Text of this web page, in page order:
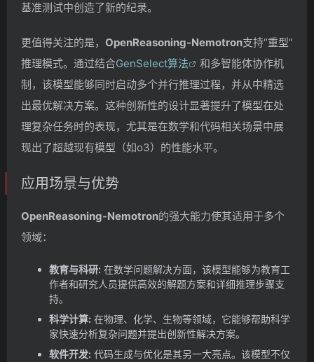
基准测试中创造了新的纪录。
更值得关注的是， OpenReasoning-Nemotron支持“重型”
推理模式。通过结合GenSelect算法
和多智能体协作机
制，该模型能够同时启动多个并行推理过程，并从中精选
出最优解决方案。这种创新性的设计显著提升了模型在处
理复杂任务时的表现，尤其是在数学和代码相关场景中展
现出了超越现有模型（如o3）的性能水平。
应用场景与优势
OpenReasoning-Nemotron的强大能力使其适用于多个
领域：
教育与科研: 在数学问题解决方面，该模型能够为教育工
作者和研究人员提供高效的解题方案和详细推理步骤支
持。
科学计算: 在物理、化学、生物等领域，它能够帮助科学
家快速分析复杂问题并提出创新性解决方案。
软件开发: 代码生成与优化是其另一大亮点。该模型不仅